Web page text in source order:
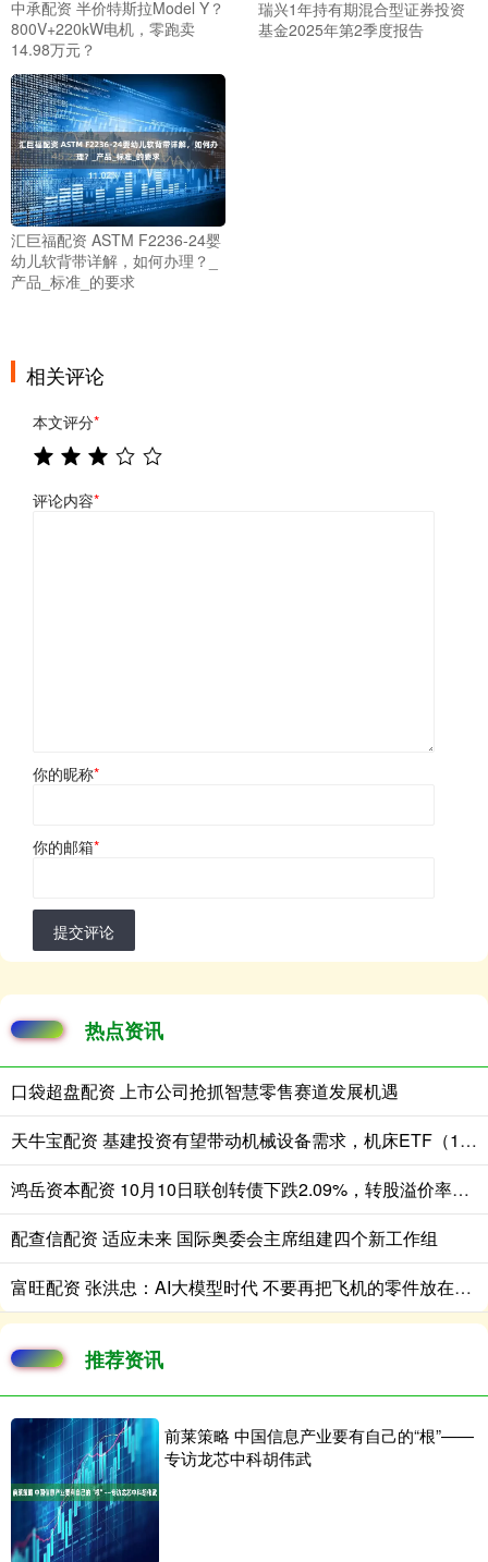
中承配资 半价特斯拉Model Y？
800V+220kW电机，零跑卖
14.98万元？
瑞兴1年持有期混合型证券投资
基金2025年第2季度报告
汇巨福配资 ASTM F2236-24婴
幼儿软背带详解，如何办理？_
产品_标准_的要求
相关评论
本文评分*
评论内容*
你的昵称*
你的邮箱*
提交评论
热点资讯
口袋超盘配资 上市公司抢抓智慧零售赛道发展机遇
天牛宝配资 基建投资有望带动机械设备需求，机床ETF（159663）涨1.15%
鸿岳资本配资 10月10日联创转债下跌2.09%，转股溢价率31.99%
配查信配资 适应未来 国际奥委会主席组建四个新工作组
富旺配资 张洪忠：AI大模型时代 不要再把飞机的零件放在马车上
推荐资讯
前莱策略 中国信息产业要有自己的“根”——
专访龙芯中科胡伟武